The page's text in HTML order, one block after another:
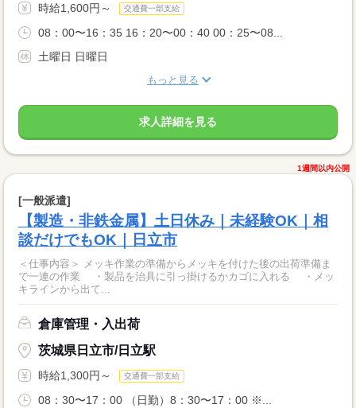
時給1,600円～ 交通費一部支給
08：00〜16：35 16：20〜00：40 00：25〜08...
土曜日 日曜日
もっと見る
求人詳細を見る
1週間以内公開
[一般派遣]
【製造・非鉄金属】土日休み｜未経験OK｜相
談だけでもOK｜日立市
＜仕事内容＞ メッキ作業の準備からメッキを付けた後の出荷準備ま
で一連の作業 ・製品を治具に引っ掛けるかカゴに入れる ・メッ
キラインから出て...
倉庫管理・入出荷
茨城県日立市/日立駅
時給1,300円～ 交通費一部支給
08：30〜17：00 （日勤）8：30〜17：00 ※...